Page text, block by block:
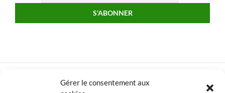
Gérer le consentement aux